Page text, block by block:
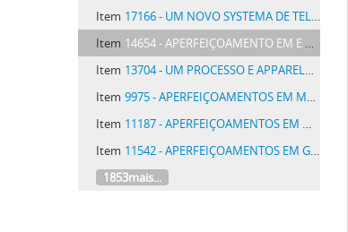
Item 17166 - UM NOVO SYSTEMA DE TELEPHONE AUTOMATICO SELECTIVO
Item 14654 - APERFEIÇOAMENTO EM E REFERENTES A FABRICAÇÃO DE BRIQUETTES DE CARVÃO
Item 13704 - UM PROCESSO E APPARELHOS PARA VAPORIZAR OU CONDENSAR SOLUÇOES, EMULSÕES E SUSPENSÕES, ASSIM COMO PARA REALISAR REAÇÕES CHIMICAS
Item 9975 - APERFEIÇOAMENTOS EM MOTORES A VENTO OU PROPULSORES AEREOS COM VELAS (OU AZAS OU PÁS) MOVEIS
Item 11187 - APERFEIÇOAMENTOS EM MACHINAS DE VOAR
Item 11542 - APERFEIÇOAMENTOS EM GUARNIÇÕES PARA CANTOS DE PEDRA ARTIFICIAL
1853mais...